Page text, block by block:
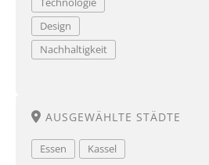
Design
Nachhaltigkeit
AUSGEWÄHLTE STÄDTE
Essen Kassel